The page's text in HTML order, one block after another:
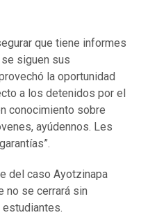
que tiene informes
siguen sus
la oportunidad
a los detenidos por el
conocimiento sobre
ayúdennos. Les
del caso Ayotzinapa
no se cerrará sin